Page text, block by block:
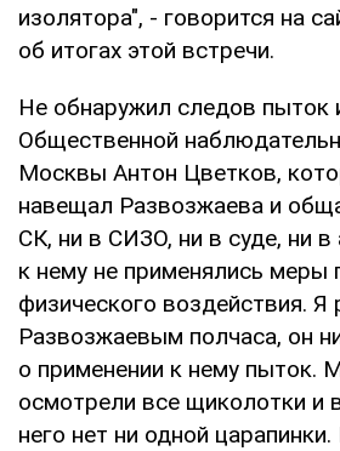
изолятора", - говорится на
об итогах этой встречи.
Не обнаружил следов пыток
Общественной
Москвы Антон Цветков,
навещал Развозжаева и
СК, ни в СИЗО, ни в суде, ни в
к нему не применялись меры
физического воздействия. Я
Развозжаевым полчаса, он
о применении к нему пыток.
осмотрели все щиколотки и
него нет ни одной